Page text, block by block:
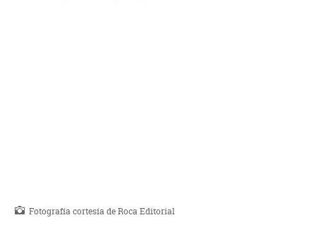
Fotografía cortesía de Roca Editorial